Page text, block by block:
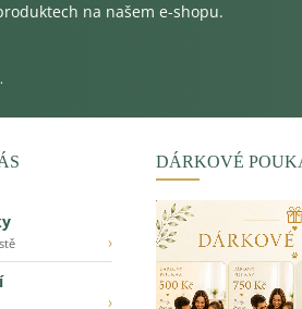
na našem e-shopu.
›
›
DÁRKOVÉ